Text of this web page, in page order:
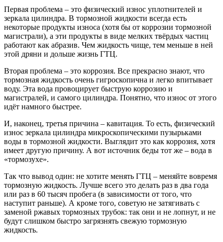
Первая проблема – это физический износ уплотнителей и
зеркала цилиндра. В тормозной жидкости всегда есть
некоторые продукты износа (хотя бы от коррозии тормозной
магистрали), а эти продукты в виде мелких твёрдых частиц
работают как абразив. Чем жидкость чище, тем меньше в ней
этой дряни и дольше жизнь ГТЦ.
Вторая проблема – это коррозия. Все прекрасно знают, что
тормозная жидкость очень гигроскопична и легко впитывает
воду. Эта вода провоцирует быструю коррозию и
магистралей, и самого цилиндра. Понятно, что износ от этого
идёт намного быстрее.
И, наконец, третья причина – кавитация. То есть, физический
износ зеркала цилиндра микроскопическими пузырьками
воды в тормозной жидкости. Выглядит это как коррозия, хотя
имеет другую причину. А вот источник беды тот же – вода в
«тормозухе».
Так что вывод один: не хотите менять ГТЦ – меняйте вовремя
тормозную жидкость. Лучше всего это делать раз в два года
или раз в 60 тысяч пробега (в зависимости от того, что
наступит раньше). А кроме того, советую не затягивать с
заменой ржавых тормозных трубок: так они и не лопнут, и не
будут слишком быстро загрязнять свежую тормозную
жидкость.